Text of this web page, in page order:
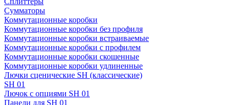
Сумматоры
Коммутационные коробки
Коммутационные коробки без профиля
Коммутационные коробки встраиваемые
Коммутационные коробки с профилем
Коммутационные коробки скошенные
Коммутационные коробки удлиненные
Лючки сценические SH (классические)
SH 01
Лючок с опциями SH 01
Панели для SH 01